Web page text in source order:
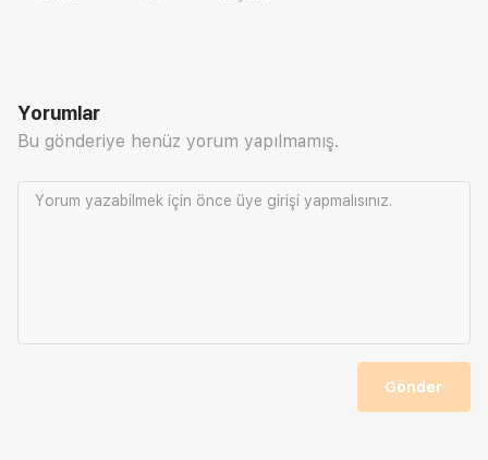
Yorumlar
Bu gönderiye henüz yorum yapılmamış.
Yorum yazabilmek için önce üye girişi yapmalısınız.
Gönder